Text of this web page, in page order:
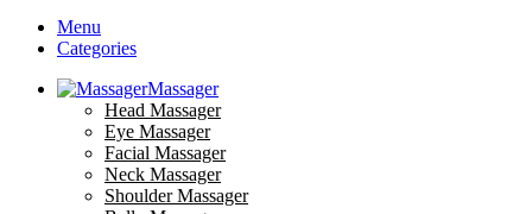
Menu
Categories
Massager
Head Massager
Eye Massager
Facial Massager
Neck Massager
Shoulder Massager